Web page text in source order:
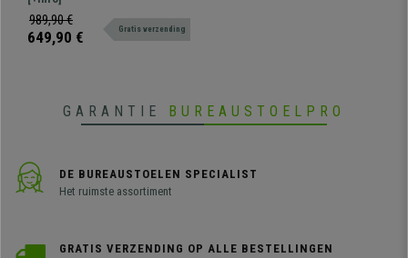
Rood
klaptafeltje, spectaculair design
om wachtkamers of
989,90 €
649,90 € Gratis verzending
GARANTIE BUREAUSTOELPRO
DE BUREAUSTOELEN SPECIALIST
Het ruimste assortiment
GRATIS VERZENDING OP ALLE BESTELLINGEN